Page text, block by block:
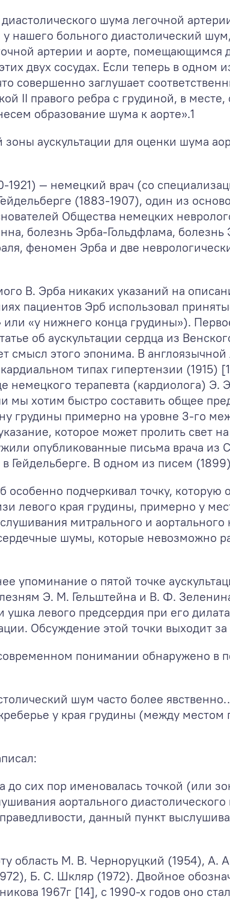
шума легочной
нашего больного диастолический
артерии и аорте, помещающимся
двух сосудах. Если теперь в одном
совершенно заглушает
II правого ребра с грудиной, в
образование шума к аорте».1
аускультации для оценки шума
— немецкий врач (со
(1883-1907), один из
Общества немецких
болезнь Эрба-Гольдфлама,
феномен Эрба и две
В. Эрба никаких указаний на
пациентов Эрб использовал
«у нижнего конца грудины»).
об аускультации сердца из
смысл этого эпонима. В
типах гипертензии (1915)
немецкого терапевта (кардиолога) Э.
мы хотим быстро составить общее
грудины примерно на уровне 3-го
которое может пролить свет
опубликованные письма врача
Гейдельберге. В одном из писем
подчеркивал точку, которую
левого края грудины, примерно у
митрального и
шумы, которые невозможно
упоминание о пятой точке
Э. М. Гельштейна и В. Ф.
левого предсердия при его
Обсуждение этой точки выходит
понимании обнаружено в
шум часто более
у края грудины (между местом
до сих пор именовалась точкой (или
аортального
данный пункт
область М. В. Черноруцкий (1954), А.
Б. С. Шкляр (1972). Двойное
1967г [14], с 1990-х годов оно